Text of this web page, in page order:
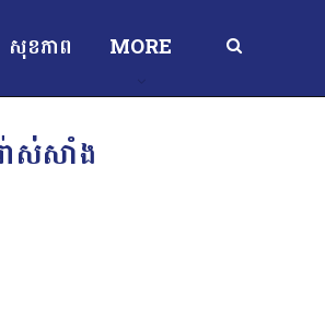
សុខភាព MORE
ាស់សាំង